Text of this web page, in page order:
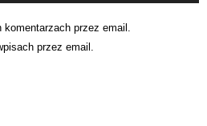
komentarzach przez email.
przez email.